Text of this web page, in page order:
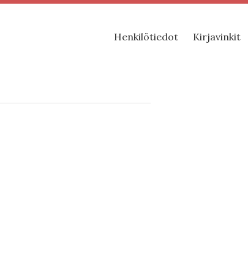
Henkilötiedot Kirjavinkit